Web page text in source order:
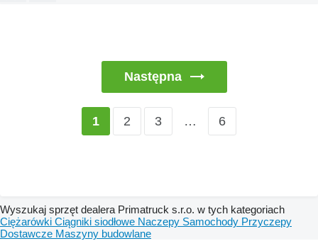
Następna
1 2 3 … 6
Wyszukaj sprzęt dealera Primatruck s.r.o. w tych kategoriach
Ciężarówki Ciągniki siodłowe Naczepy Samochody Przyczepy
Dostawcze Maszyny budowlane